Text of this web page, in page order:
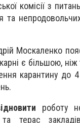
комісії з
та
Москаленко
є більшою,
карантину до
роботу
та терас